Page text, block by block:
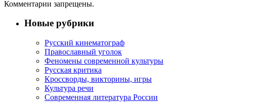
Комментарии запрещены.
Новые рубрики
Русский кинематограф
Православный уголок
Феномены современной культуры
Русская критика
Кроссворды, викторины, игры
Культура речи
Современная литература России